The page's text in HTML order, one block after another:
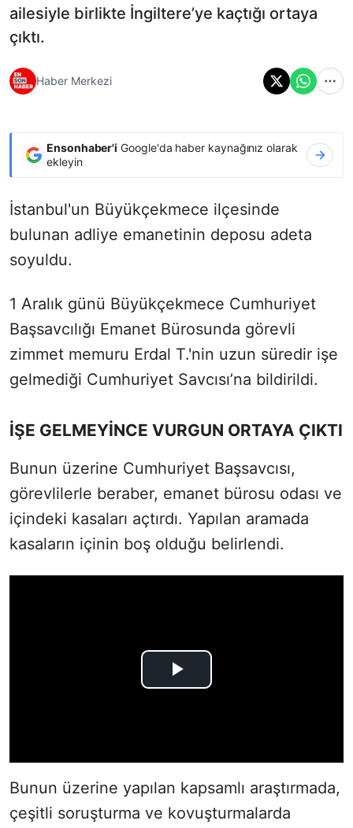
ailesiyle birlikte İngiltere’ye kaçtığı ortaya
çıktı.
Haber Merkezi
Ensonhaber'i Google'da haber kaynağınız olarak
ekleyin
İstanbul'un Büyükçekmece ilçesinde
bulunan adliye emanetinin deposu adeta
soyuldu.
1 Aralık günü Büyükçekmece Cumhuriyet
Başsavcılığı Emanet Bürosunda görevli
zimmet memuru Erdal T.'nin uzun süredir işe
gelmediği Cumhuriyet Savcısı’na bildirildi.
İŞE GELMEYİNCE VURGUN ORTAYA ÇIKTI
Bunun üzerine Cumhuriyet Başsavcısı,
görevlilerle beraber, emanet bürosu odası ve
içindeki kasaları açtırdı. Yapılan aramada
kasaların içinin boş olduğu belirlendi.
Bunun üzerine yapılan kapsamlı araştırmada,
çeşitli soruşturma ve kovuşturmalarda